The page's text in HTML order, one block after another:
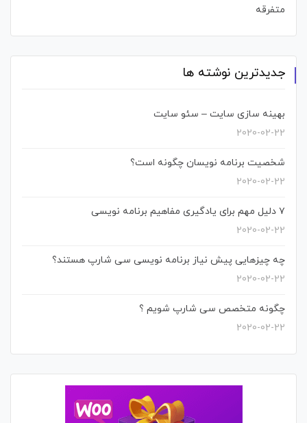
متفرقه
جدیدترین نوشته ها
بهینه سازی سایت – سئو سایت
2020-02-22
شخصیت برنامه نویسان چگونه است؟
2020-02-22
2020-02-22
چه چیزهایی پیش نیاز برنامه نویسی سی شارپ هستند؟
2020-02-22
چگونه متخصص سی شارپ شویم ؟
2020-02-22